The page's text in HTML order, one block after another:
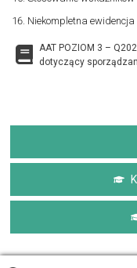
Niekompletna
AAT POZIOM 3 –
dotyczący